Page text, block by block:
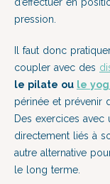
d’effectuer en
pression.
Il faut donc
coupler avec des
le pilate ou le
périnée et prévenir
Des exercices avec
directement liés à
autre alternative
le long terme.